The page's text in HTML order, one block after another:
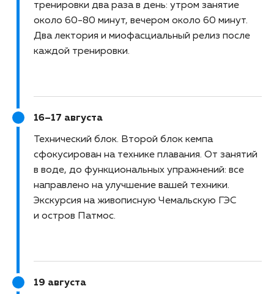
тренировки два раза в день: утром занятие
около 60-80 минут, вечером около 60 минут.
Два лектория и миофасциальный релиз после
каждой тренировки.
16–17 августа
Технический блок Второй блок кемпа
сфокусирован на технике плавания. От занятий
в воде, до функциональных упражнений: все
направлено на улучшение вашей техники.
Экскурсия на живописную Чемальскую ГЭС
и остров Патмос.
19 августа